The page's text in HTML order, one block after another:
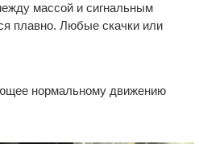
массой и сигнальным
плавно. Любые скачки или
нормальному движению